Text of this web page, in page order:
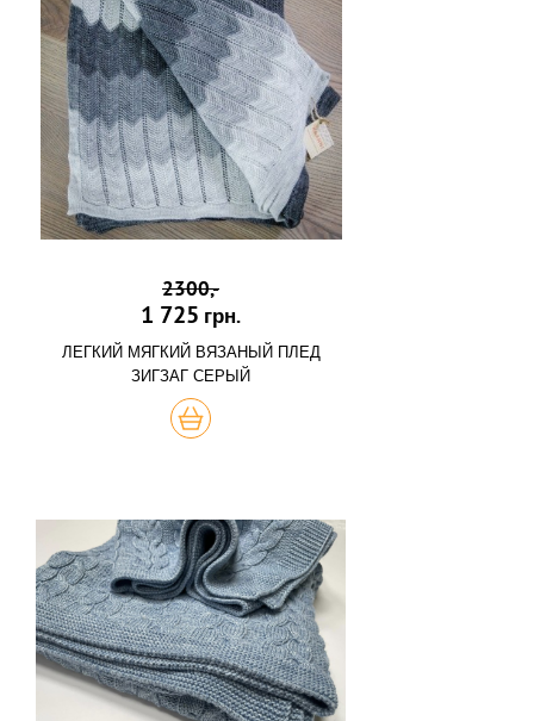
2300,-
1 725 грн.
ЛЕГКИЙ МЯГКИЙ ВЯЗАНЫЙ ПЛЕД
ЗИГЗАГ СЕРЫЙ
КУПИТЬ